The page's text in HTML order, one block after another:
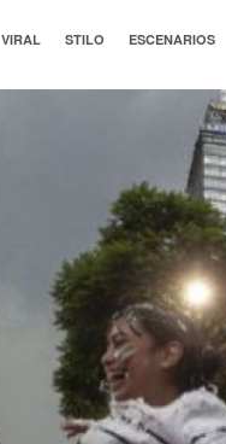
VIRAL STILO ESCENARIOS